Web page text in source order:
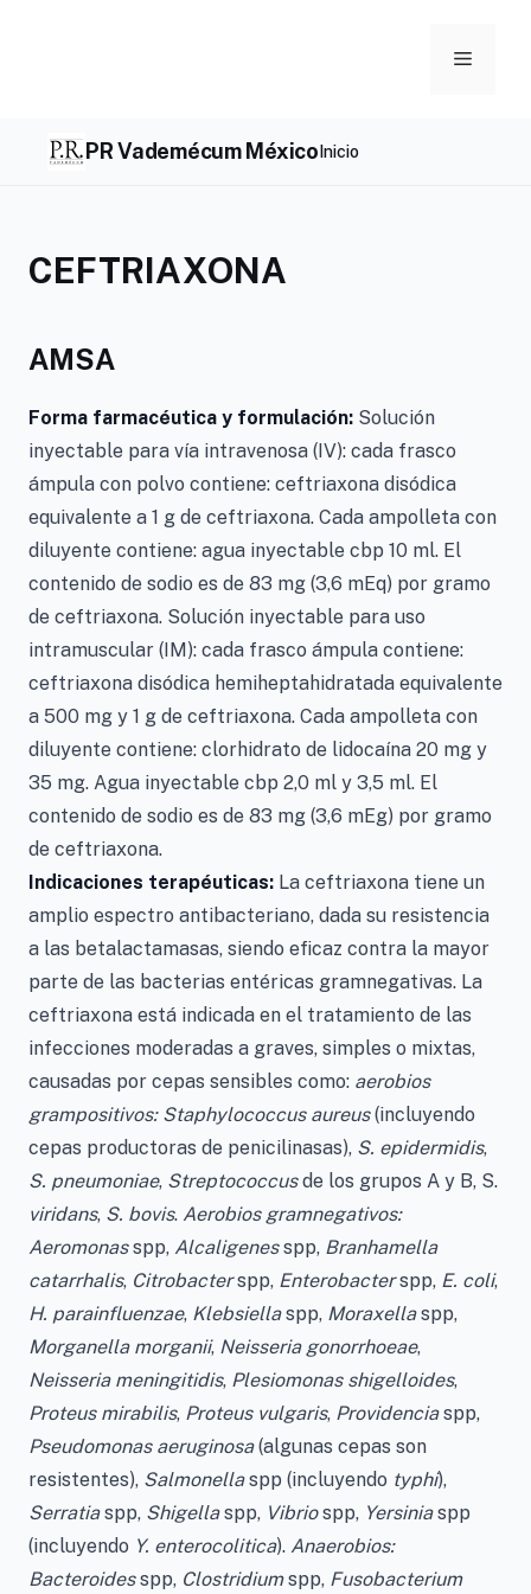
Menu
PR Vademécum MéxicoInicio
CEFTRIAXONA
AMSA
Forma farmacéutica y formulación: Solución
inyectable para vía intravenosa (IV): cada frasco
ámpula con polvo contiene: ceftriaxona disódica
equivalente a 1 g de ceftriaxona. Cada ampolleta con
diluyente contiene: agua inyectable cbp 10 ml. El
contenido de sodio es de 83 mg (3,6 mEq) por gramo
de ceftriaxona. Solución inyectable para uso
intramuscular (IM): cada frasco ámpula contiene:
ceftriaxona disódica hemiheptahidratada equivalente
a 500 mg y 1 g de ceftriaxona. Cada ampolleta con
diluyente contiene: clorhidrato de lidocaína 20 mg y
35 mg. Agua inyectable cbp 2,0 ml y 3,5 ml. El
contenido de sodio es de 83 mg (3,6 mEg) por gramo
de ceftriaxona.
Indicaciones terapéuticas: La ceftriaxona tiene un
amplio espectro antibacteriano, dada su resistencia
a las betalactamasas, siendo eficaz contra la mayor
parte de las bacterias entéricas gramnegativas. La
ceftriaxona está indicada en el tratamiento de las
infecciones moderadas a graves, simples o mixtas,
causadas por cepas sensibles como: aerobios
grampositivos: Staphylococcus aureus(incluyendo
cepas productoras de penicilinasas), S. epidermidis,
S. pneumoniae, Streptococcusde los grupos A y B, S.
viridans, S. bovis. Aerobios gramnegativos:
Aeromonasspp, Alcaligenesspp, Branhamella
catarrhalis, Citrobacterspp, Enterobacterspp, E. coli,
H. parainfluenzae, Klebsiellaspp, Moraxellaspp,
Morganella morganii, Neisseria gonorrhoeae,
Neisseria meningitidis, Plesiomonas shigelloides,
Proteus mirabilis, Proteus vulgaris, Providenciaspp,
Pseudomonas aeruginosa(algunas cepas son
resistentes), Salmonellaspp (incluyendo typhi),
Serratiaspp, Shigellaspp, Vibriospp, Yersiniaspp
(incluyendo Y. enterocolitica). Anaerobios:
Bacteroidesspp, Clostridiumspp, Fusobacterium